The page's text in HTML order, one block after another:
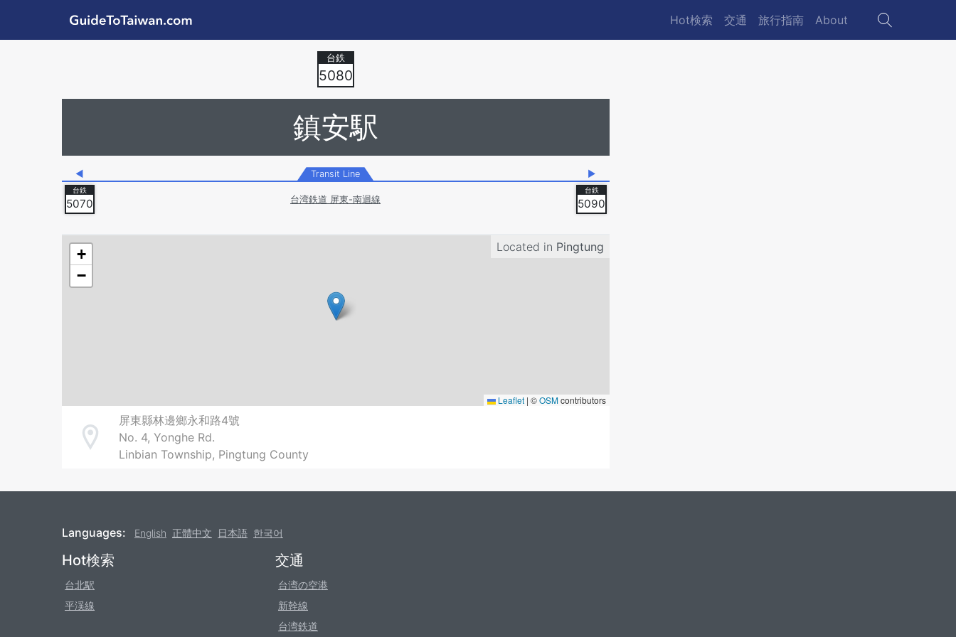
GuideToTaiwan.com
Main
Hot検索 交通 旅行指南 About
5080
鎮安駅
◀ Transit Line ▶
5070 台湾鉄道 屏東-南迴線 5090
Located in Pingtung
+
−
Leaflet | ©OSMcontributors
Address
屏東縣林邊鄉永和路4號
No. 4, Yonghe Rd.
Linbian Township, Pingtung County
Languages: English 正體中文 日本語 한국어
Footer
Hot検索
台北駅
平渓線
交通
台湾の空港
新幹線
台湾鉄道